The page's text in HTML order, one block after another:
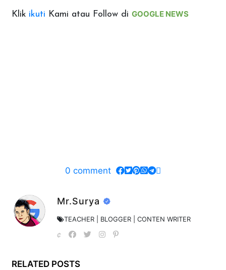
Klik ikuti Kami atau Follow diGOOGLE NEWS
0 comment
Mr.Surya
TEACHER | BLOGGER | CONTEN WRITER
RELATED POSTS